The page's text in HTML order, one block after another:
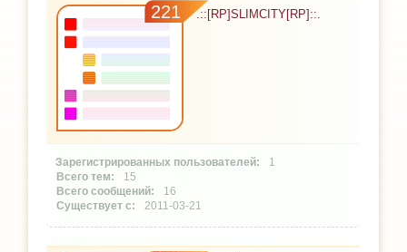
221 .::[RP]SLIMCITY[RP]::.
1
15
16
2011-03-21